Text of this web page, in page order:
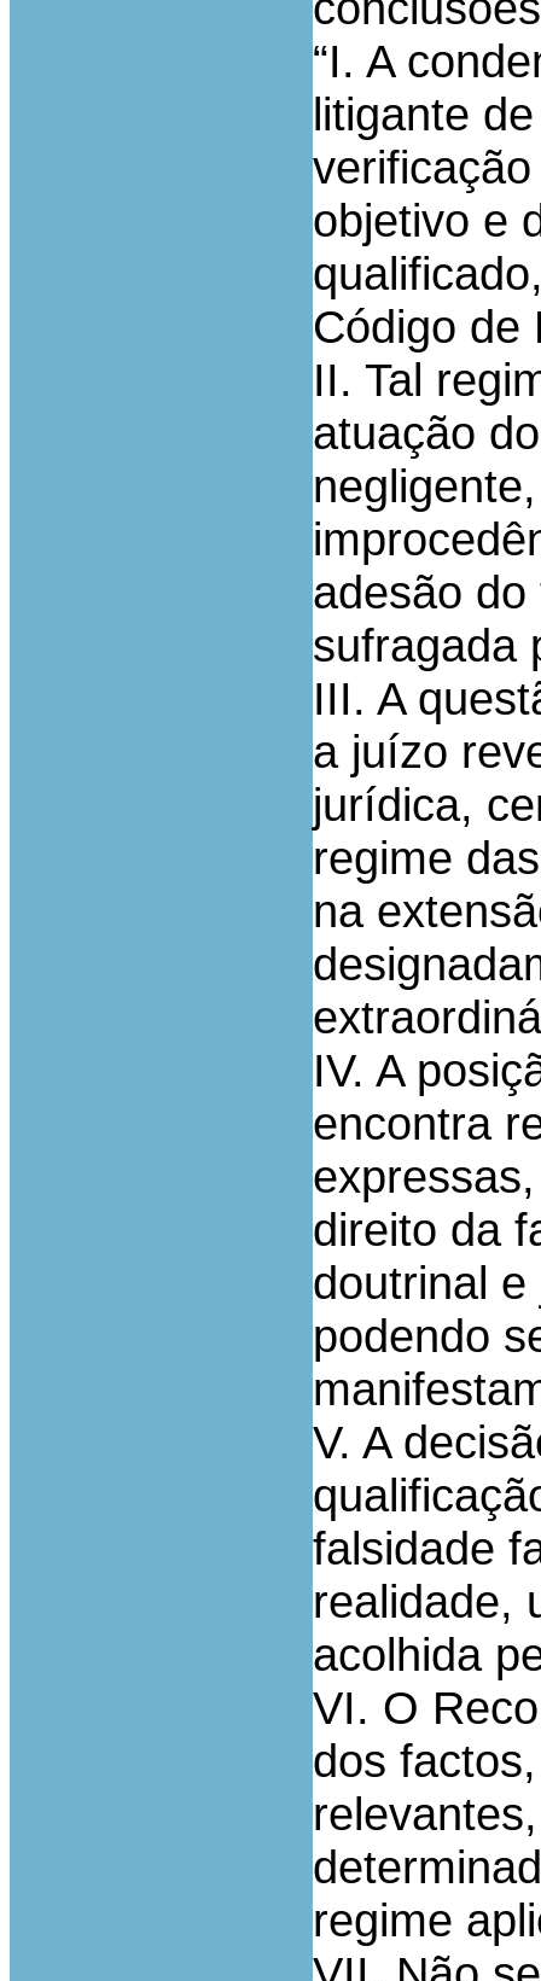
“I. A
litigante
objetivo e
Código de
II. Tal
atuação
adesão
sufragada
III. A
a juízo
jurídica,
regime
na
IV. A
encontra
direito da
doutrinal
podendo
V. A
falsidade
realidade,
acolhida
VI. O
dos
regime